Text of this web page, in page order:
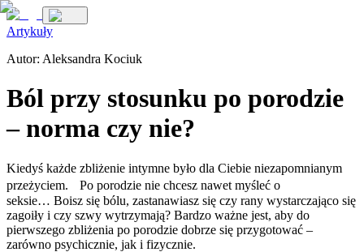
Artykuły
Autor: Aleksandra Kociuk
Ból przy stosunku po porodzie
– norma czy nie?
Kiedyś każde zbliżenie intymne było dla Ciebie niezapomnianym
przeżyciem. Po porodzie nie chcesz nawet myśleć o
seksie… Boisz się bólu, zastanawiasz się czy rany wystarczająco się
zagoiły i czy szwy wytrzymają? Bardzo ważne jest, aby do
pierwszego zbliżenia po porodzie dobrze się przygotować –
zarówno psychicznie, jak i fizycznie.